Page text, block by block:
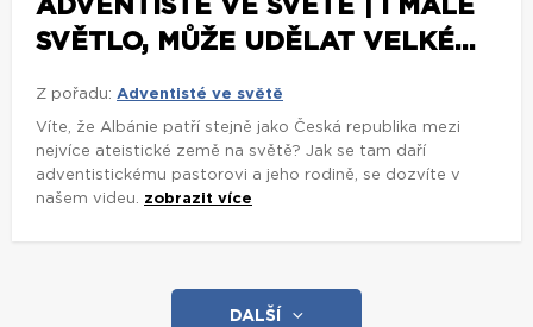
ADVENTISTÉ VE SVĚTĚ | I MALÉ
SVĚTLO, MŮŽE UDĚLAT VELKÉ...
Z pořadu: Adventisté ve světě
Víte, že Albánie patří stejně jako Česká republika mezi
nejvíce ateistické země na světě? Jak se tam daří
adventistickému pastorovi a jeho rodině, se dozvíte v
našem videu. zobrazit více
DALŠÍ